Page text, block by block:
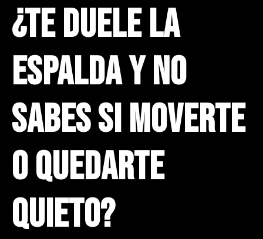
¿Te duele la
espalda y no
sabes si moverte
o quedarte
quieto?